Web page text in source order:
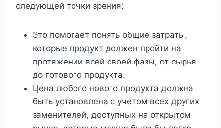
следующей точки зрения:
Это помогает понять общие затраты,
которые продукт должен пройти на
протяжении всей своей фазы, от сырья
до готового продукта.
Цена любого нового продукта должна
быть установлена ​​с учетом всех других
заменителей, доступных на открытом